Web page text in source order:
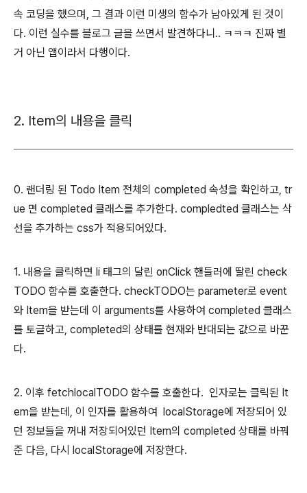
속 코딩을 했으며, 그 결과 이런 미생의 함수가 남아있게 된 것이
다. 이런 실수를 블로그 글을 쓰면서 발견하다니.. ㅋㅋㅋ 진짜 별
거 아닌 앱이라서 다행이다.
2. Item의 내용을 클릭
0. 랜더링 된 Todo Item 전체의 completed 속성을 확인하고, tr
ue 면 completed 클래스를 추가한다. compledted 클래스는 삭
선을 추가하는 css가 적용되어있다.
1. 내용을 클릭하면 li 태그의 달린 onClick 핸들러에 딸린 check
TODO 함수를 호출한다. checkTODO는 parameter로 event
와 Item을 받는데 이 arguments를 사용하여 completed 클래스
를 토글하고, completed의 상태를 현재와 반대되는 값으로 바꾼
다.
2. 이후 fetchlocalTODO 함수를 호출한다. 인자로는 클릭된 It
em을 받는데, 이 인자를 활용하여 localStorage에 저장되어 있
던 정보들을 꺼내 저장되어있던 Item의 completed 상태를 바꿔
준 다음, 다시 localStorage에 저장한다.